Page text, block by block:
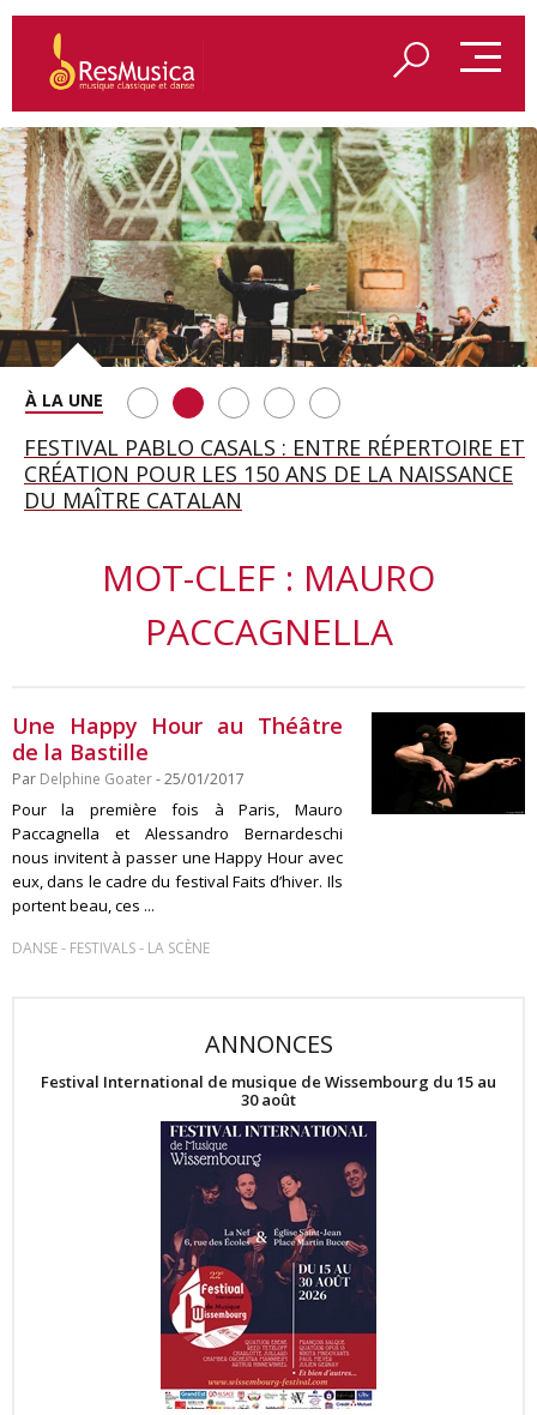
SAINT FRANÇOIS D’ASSISE À SALZBOURG, UNE
SOIRÉE IMMENSE PORTÉE PAR ROMEO
CASTELLUCCI ET MAXIME PASCAL
FESTIVAL PABLO CASALS : ENTRE RÉPERTOIRE ET
CRÉATION POUR LES 150 ANS DE LA NAISSANCE
DU MAÎTRE CATALAN
A BAYREUTH, LE 150E ANNIVERSAIRE DU RING
WAGNÉRIEN GÉNÉRÉ PAR L’IA
BETSY JOLAS FÊTE SON CENTIÈME
ANNIVERSAIRE
GEORGE BENJAMIN : « MES PARENTS AVAIENT
CETTE EXIGENCE DE L’OBJET CISELÉ »
MOT-CLEF : MAURO
PACCAGNELLA
Une Happy Hour au Théâtre
de la Bastille
Par Delphine Goater- 25/01/2017
Pour la première fois à Paris, Mauro
Paccagnella et Alessandro Bernardeschi
nous invitent à passer une Happy Hour avec
eux, dans le cadre du festival Faits d’hiver. Ils
portent beau, ces ...
DANSE- FESTIVALS- LA SCÈNE
ANNONCES
Festival International de musique de Wissembourg du 15 au
30 août